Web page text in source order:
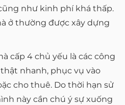
như kinh phí khá thấp.
ở thường được xây dựng
cấp 4 chủ yếu là các công
nhanh, phục vụ vào
cho thuê. Do thời hạn sử
này cần chú ý sự xuống